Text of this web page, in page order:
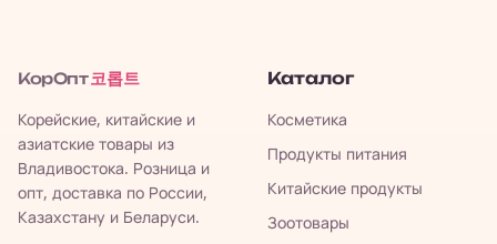
КорОпт 코롭트
Корейские, китайские и
азиатские товары из
Владивостока. Розница и
опт, доставка по России,
Казахстану и Беларуси.
Каталог
Косметика
Продукты питания
Китайские продукты
Зоотовары